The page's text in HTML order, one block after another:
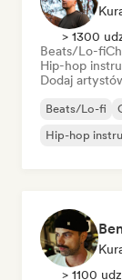
> 1300
Beats/Lo-fi
Hip-hop
Dodaj
Beats/Lo-fi
Hip-hop
> 1100